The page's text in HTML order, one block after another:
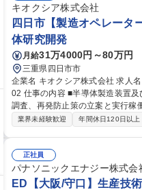
キオクシア株式会社
四日市【製造オペレータ
体研究開発
月給31万4000円～80万円
三重県四日市市
企業名 キオクシア株式会社 求人名 四日市【製造オペレーター/設備保全】日本発半導体メーカー/業績好調◎_G26
02 仕事の内容 ■半導体製造装置及び付帯設備のメンテナンス等の定型作業、故障復旧対応、設備トラブルの原因
調査、再発防止策の立案と実行稼
般 【採用背景】NANDフラッシュメモリ市場は、生成AIの拡大に伴い爆発的な成長を続けています。それに併せ
に積極的な改善を進める仲間を新たに迎え入れたいと
全】日本発半導体メーカー/業績好
業界未経験歓迎 年間休日120日以上
正社員
パナソニックエナジー株式会
ED【大阪/守口】生産技